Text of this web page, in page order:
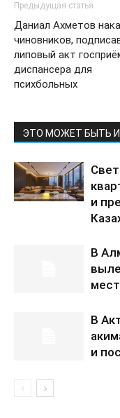
Предыдущая статья
Даниал Ахметов
чиновников,
липовый акт
диспансера для
психбольных
ЭТО МОЖЕТ БЫТЬ
и
В
В
и